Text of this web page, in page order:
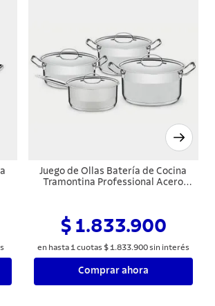
Juego de Ollas Batería de Cocina
Tramontina Professional Acero
$ 1.833.900
en hasta 1 cuotas $ 1 .833.900sin interés
Comprar ahora